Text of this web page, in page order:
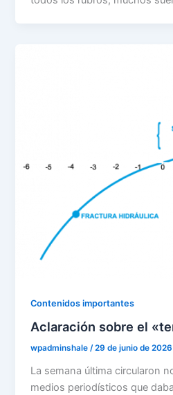
Contenidos importantes
Aclaración sobre el
wpadminshale/29 de junio de 2026
La semana última circularon
medios periodísticos que